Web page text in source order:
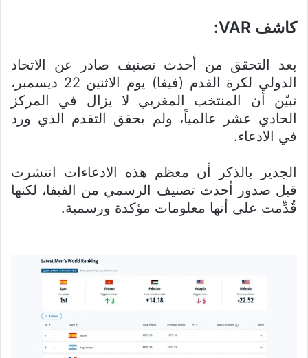
كاشف VAR:
بعد التحقق من أحدث تصنيف صادر عن الاتحاد
الدولي لكرة القدم (فيفا) يوم الاثنين 22 ديسمبر،
تبيّن أن المنتخب المغربي لا يزال في المركز
الحادي عشر عالمياً، ولم يحقق التقدم الذي ورد
في الادعاء.
الجدير بالذكر أن معظم هذه الادعاءات انتشرت
قبل صدور أحدث تصنيف الرسمي من الفيفا، لكنها
قُدِّمت على أنها معلومات مؤكدة ورسمية.